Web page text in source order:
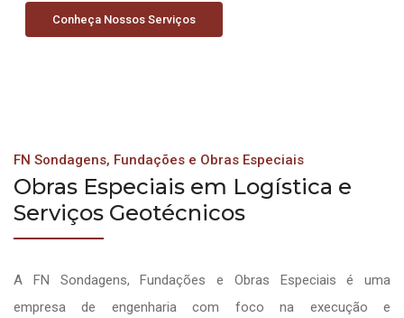
Conheça Nossos Serviços
FN Sondagens, Fundações e Obras Especiais
Obras Especiais em Logística e
Serviços Geotécnicos
A FN Sondagens, Fundações e Obras Especiais é uma
empresa de engenharia com foco na execução e